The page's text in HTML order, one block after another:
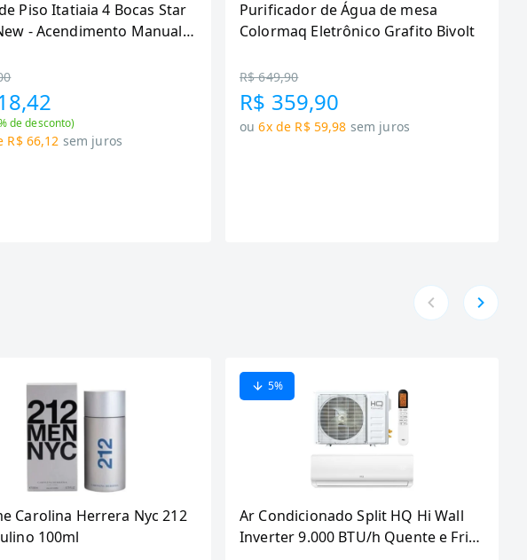
Piso Itatiaia 4 Bocas Star
- Acendimento Manual,
de desconto)
R$ 66,12 sem juros
Purificador de Água de mesa
Colormaq Eletrônico Grafito Bivolt
R$ 649,90
R$ 359,90
ou 6x de R$ 59,98 sem juros
Carolina Herrera Nyc 212
100ml
5%
Ar Condicionado Split HQ Hi Wall
Inverter 9.000 BTU/h Quente e Frio